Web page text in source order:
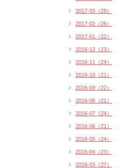
2017-03（28）
2017-02（26）
2017-01（22）
2016-12（23）
2016-11（24）
2016-10（21）
2016-09（22）
2016-08（21）
2016-07（24）
2016-06（21）
2016-05（24）
2016-04（23）
2016-03（27）